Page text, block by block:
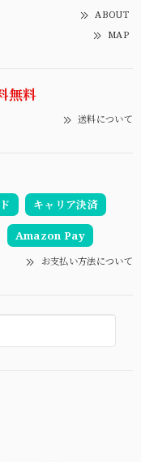
ABOUT
MAP
無料
送料について
キャリア決済
Amazon Pay
お支払い方法について